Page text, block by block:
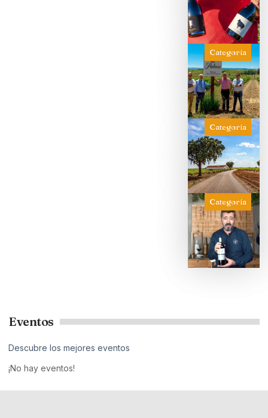
Categoría
Categoría
Categoría
Eventos
Descubre los mejores eventos
¡No hay eventos!